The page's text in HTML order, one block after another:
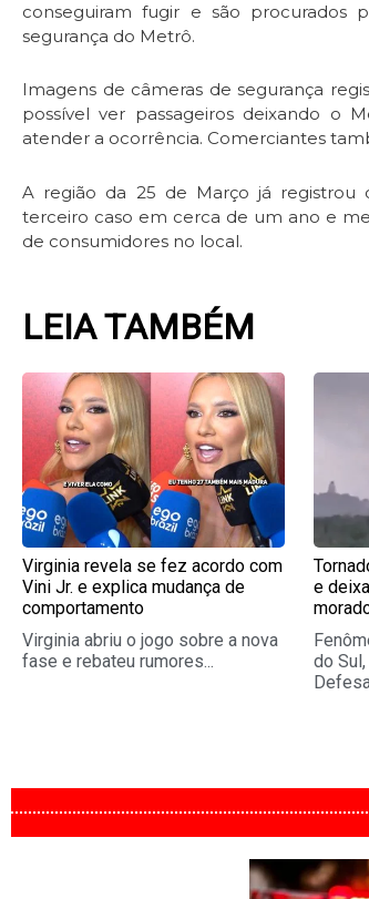
conseguiram fugir e são procurados
segurança do Metrô.
Imagens de câmeras de segurança
possível ver passageiros deixando o
atender a ocorrência. Comerciantes
A região da 25 de Março já registrou
terceiro caso em cerca de um ano e
de consumidores no local.
LEIA TAMBÉM
Virginia revela se fez acordo com
Vini Jr. e explica mudança de
comportamento
Virginia abriu o jogo sobre a nova
fase e rebateu rumores...
e
do